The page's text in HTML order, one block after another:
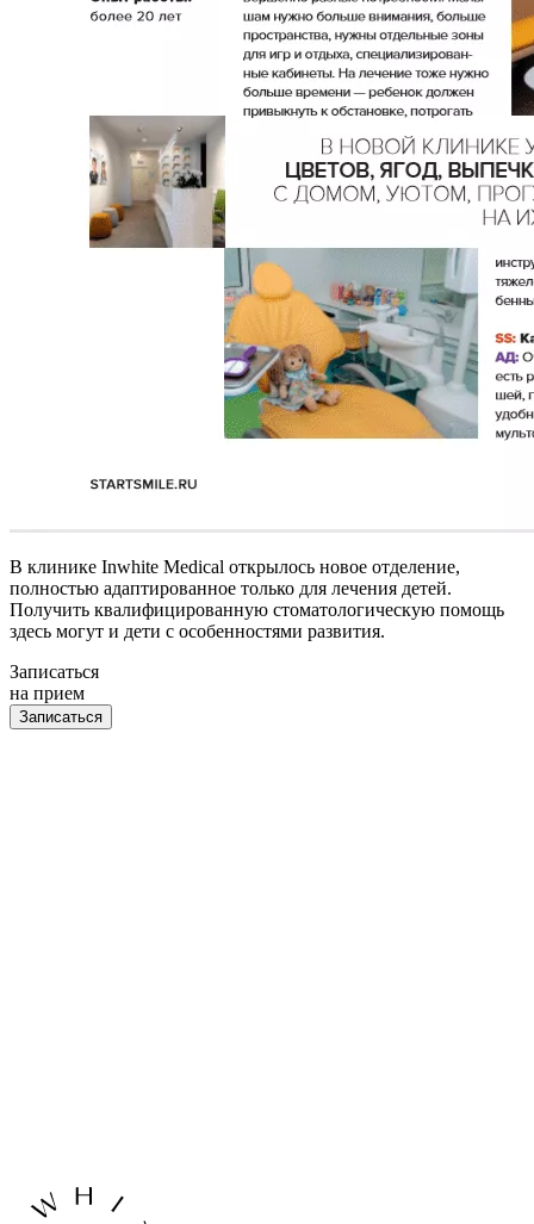
В клинике Inwhite Medical открылось новое отделение,
полностью адаптированное только для лечения детей.
Получить квалифицированную стоматологическую помощь
здесь могут и дети с особенностями развития.
Записаться
на прием
Записаться